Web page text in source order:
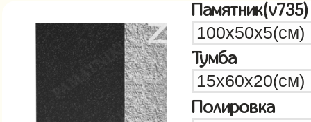
Памятник(v735)
Тумба
Полировка